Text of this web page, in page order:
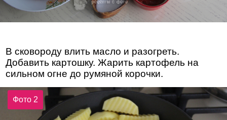
В сковороду влить масло и разогреть.
Добавить картошку. Жарить картофель на
сильном огне до румяной корочки.
Фото 2